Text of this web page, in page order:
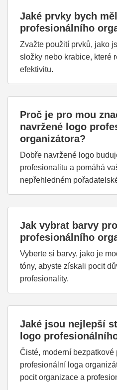
Jaké prvky bych
profesionálního
Zvažte použití prvků, jako
složky nebo krabice, které
efektivitu.
Proč je pro mou
navržené logo
organizátora?
Dobře navržené logo
profesionalitu a pomáhá
nepřehledném
Jak vybrat barvy
profesionálního
Vyberte si barvy, jako je
tóny, abyste získali pocit
profesionality.
Jaké jsou nejlepší
logo
Čisté, moderní
profesionální loga
pocit organizace a